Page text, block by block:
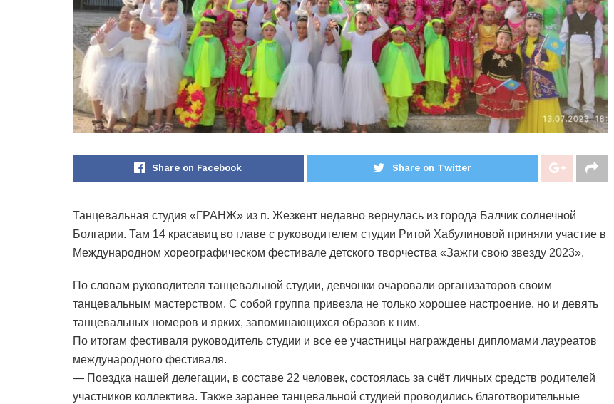
Share on Facebook Share on Twitter
Танцевальная студия «ГРАНЖ» из п. Жезкент недавно вернулась из города Балчик солнечной
Болгарии. Там 14 красавиц во главе с руководителем студии Ритой Хабулиновой приняли участие в
Международном хореографическом фестивале детского творчества «Зажги свою звезду 2023».
По словам руководителя танцевальной студии, девчонки очаровали организаторов своим
танцевальным мастерством. С собой группа привезла не только хорошее настроение, но и девять
танцевальных номеров и ярких, запоминающихся образов к ним.
По итогам фестиваля руководитель студии и все ее участницы награждены дипломами лауреатов
международного фестиваля.
— Поездка нашей делегации, в составе 22 человек, состоялась за счёт личных средств родителей
участников коллектива. Также заранее танцевальной студией проводились благотворительные